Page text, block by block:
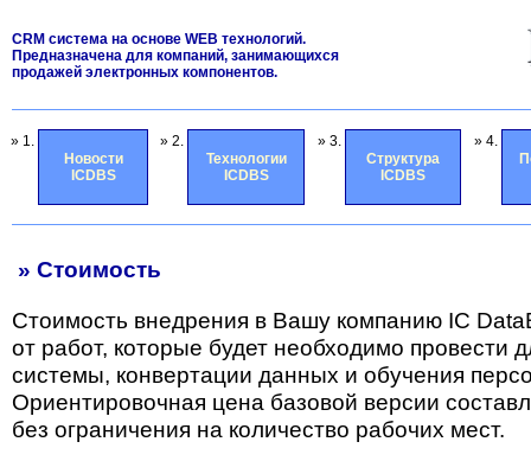
CRM система на основе WEB технологий.
Предназначена для компаний, занимающихся
продажей электронных компонентов.
» 1.
Новости
ICDBS
» 2.
Технологии
ICDBS
» 3.
Структура
ICDBS
» 4.
» Стоимость
Стоимость внедрения в Вашу компанию IC
от работ, которые будет необходимо провести
системы, конвертации данных и обучения
Ориентировочная цена базовой версии
без ограничения на количество рабочих мест.